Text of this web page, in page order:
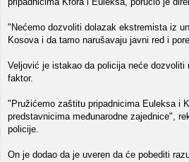
"Nećemo dozvoliti dolazak ekstremista iz
Kosova i da tamo narušavaju javni red i
Veljović je istakao da policija neće dozvoliti
faktor.
"Pružićemo zaštitu pripadnicima Euleksa i
predstavnicima međunarodne zajednice",
policije.
On je dodao da je uveren da će pobediti